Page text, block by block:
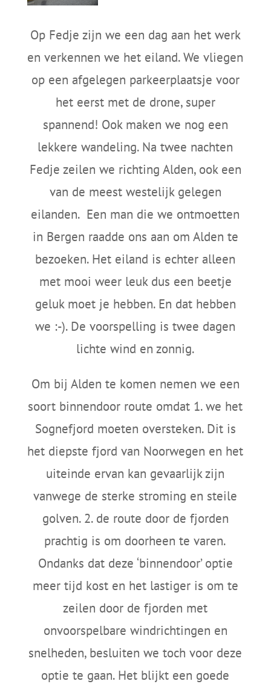
Op Fedje zijn we een dag aan het werk
en verkennen we het eiland. We vliegen
op een afgelegen parkeerplaatsje voor
het eerst met de drone, super
spannend! Ook maken we nog een
lekkere wandeling. Na twee nachten
Fedje zeilen we richting Alden, ook een
van de meest westelijk gelegen
eilanden. Een man die we ontmoetten
in Bergen raadde ons aan om Alden te
bezoeken. Het eiland is echter alleen
met mooi weer leuk dus een beetje
geluk moet je hebben. En dat hebben
we :-). De voorspelling is twee dagen
lichte wind en zonnig.
Om bij Alden te komen nemen we een
soort binnendoor route omdat 1. we het
Sognefjord moeten oversteken. Dit is
het diepste fjord van Noorwegen en het
uiteinde ervan kan gevaarlijk zijn
vanwege de sterke stroming en steile
golven. 2. de route door de fjorden
prachtig is om doorheen te varen.
Ondanks dat deze ‘binnendoor’ optie
meer tijd kost en het lastiger is om te
zeilen door de fjorden met
onvoorspelbare windrichtingen en
snelheden, besluiten we toch voor deze
optie te gaan. Het blijkt een goede